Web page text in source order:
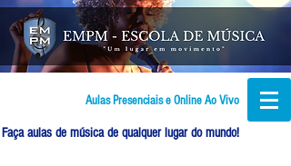
Aulas Presenciais e Online Ao Vivo
Faça aulas de música de qualquer lugar do mundo!